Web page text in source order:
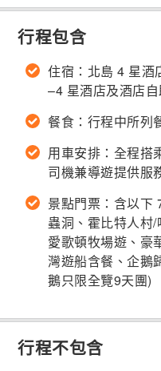
行程包含
住宿：北島 4 星酒
–4 星酒店及酒店
餐食：行程中所列
用車安排：全程搭
司機兼導遊提供服
景點門票：含以下
蟲洞、霍比特人村/
愛歌頓牧場遊、豪
灣遊船含餐、企鵝
鵝只限全覽9天團)
行程不包含